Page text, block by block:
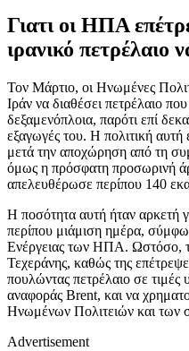
Γιατι οι ΗΠΑ
ιρανικό πετρέλαιο
Τον Μάρτιο, οι Ηνωμένες
Ιράν να διαθέσει πετρέλαιο
δεξαμενόπλοια, παρότι επί
εξαγωγές του. Η πολιτική αυτή
μετά την αποχώρηση από τη
όμως η πρόσφατη προσωρινή
απελευθέρωσε περίπου 140
Η ποσότητα αυτή ήταν αρκετή
περίπου μιάμιση ημέρα,
Ενέργειας των ΗΠΑ. Ωστόσο,
Τεχεράνης, καθώς της
πουλώντας πετρέλαιο σε τιμές
αναφοράς Brent, και να
Ηνωμένων Πολιτειών και των
Advertisement